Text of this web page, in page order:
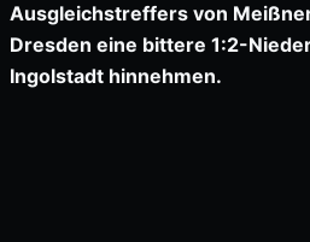
Ausgleichstreffers von
Dresden eine bittere 1:2-
Ingolstadt hinnehmen.